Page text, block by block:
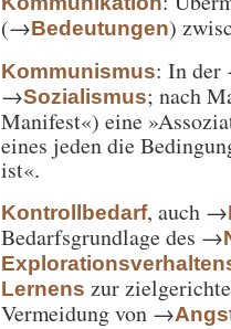
(→Bedeutungen)
Kommunismus: In
→Sozialismus; nach
Manifest«) eine
eines jeden die
ist«.
Kontrollbedarf, auch →
Bedarfsgrundlage des →
Lernens zur
Vermeidung von →